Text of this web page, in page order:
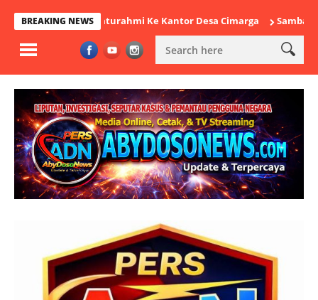
BREAKING NEWS
Silaturahmi Ke Kantor Desa Cimarga Sambangi Warga